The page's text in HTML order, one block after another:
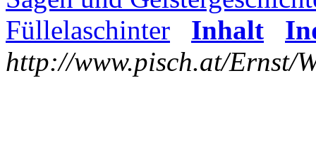
Füllelaschinter
Inhalt
http://www.pisch.at/Ernst/